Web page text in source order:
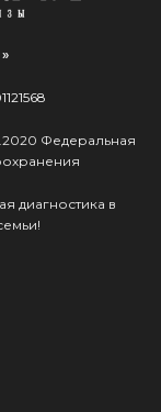
Федеральная
диагностика в